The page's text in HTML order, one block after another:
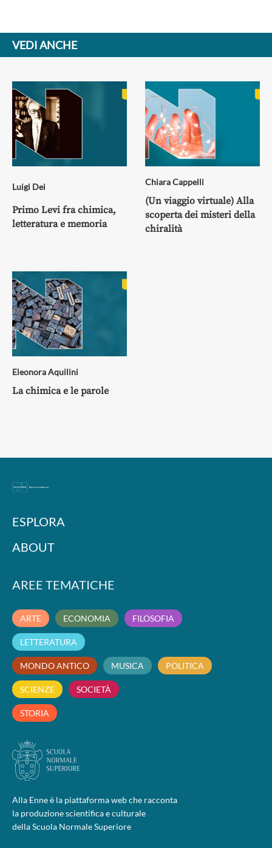
VEDI ANCHE
Luigi Dei
Primo Levi fra chimica,
letteratura e memoria
Chiara Cappelli
(Un viaggio virtuale) Alla
scoperta dei misteri della
chiralità
Eleonora Aquilini
La chimica e le parole
ESPLORA
ABOUT
AREE TEMATICHE
ARTE ECONOMIA FILOSOFIA
LETTERATURA
MONDO ANTICO MUSICA POLITICA
SCIENZE SOCIETÀ
STORIA
Alla Enne è la piattaforma web che racconta
la produzione scientifica e culturale
della Scuola Normale Superiore